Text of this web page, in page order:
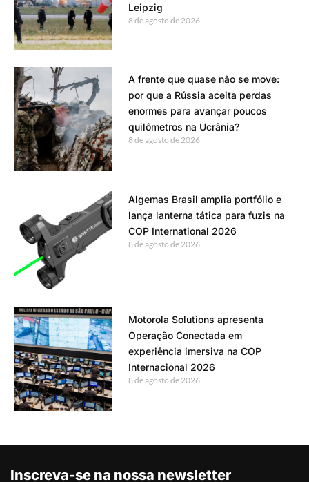
Leipzig
8 de agosto de 2026
A frente que quase não se move:
por que a Rússia aceita perdas
enormes para avançar poucos
quilômetros na Ucrânia?
8 de agosto de 2026
Algemas Brasil amplia portfólio e
lança lanterna tática para fuzis na
COP International 2026
8 de agosto de 2026
Motorola Solutions apresenta
Operação Conectada em
experiência imersiva na COP
Internacional 2026
8 de agosto de 2026
Inscreva-se na nossa newsletter